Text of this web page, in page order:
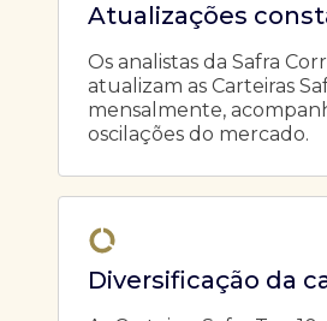
Atualizações
Os analistas da Safra
atualizam as Carteiras
mensalmente,
oscilações do mercado.
Diversificação da